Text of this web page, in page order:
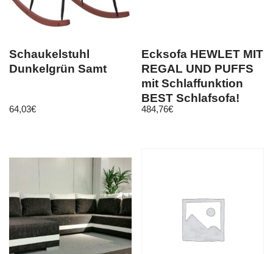
Schaukelstuhl
Dunkelgrün Samt
64,03€
Ecksofa HEWLET MIT
REGAL UND PUFFS
mit Schlaffunktion
BEST Schlafsofa!
484,76€